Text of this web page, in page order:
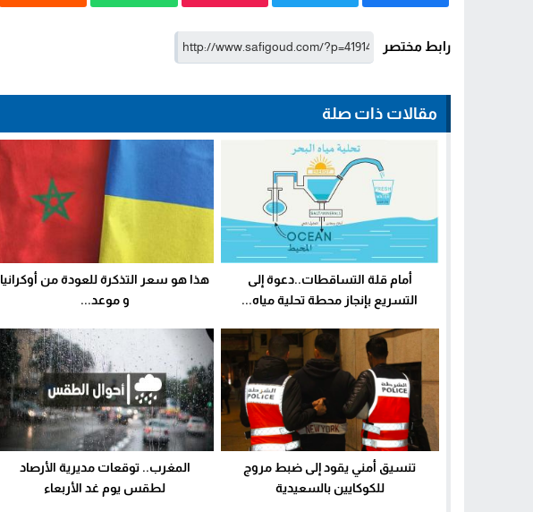
رابط مختصر
مقالات ذات صلة
أمام قلة التساقطات..دعوة إلى
التسريع بإنجاز محطة تحلية مياه...
هذا هو سعر التذكرة للعودة من أوكرانيا
و موعد...
تنسيق أمني يقود إلى ضبط مروج
للكوكايين بالسعيدية
المغرب.. توقعات مديرية الأرصاد
لطقس يوم غد الأربعاء